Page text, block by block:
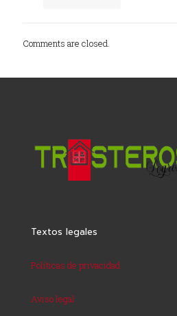
Comments are closed.
Textos legales
Políticas de privacidad
Aviso legal